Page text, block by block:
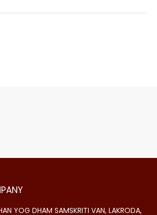
YOG DHAM SAMSKRITI VAN, LAKRODA,